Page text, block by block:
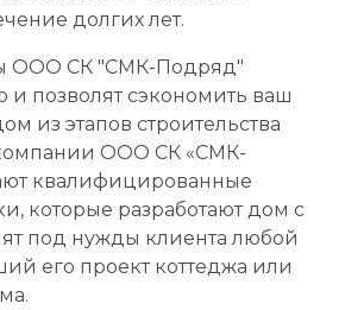
долгих лет.
ООО СК "СМК-Подряд"
и позволят сэкономить ваш
из этапов строительства
ООО СК «СМК-
квалифицированные
которые разработают дом с
под нужды клиента любой
его проект коттеджа или